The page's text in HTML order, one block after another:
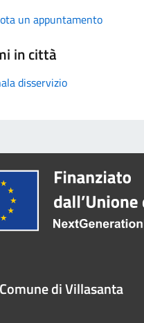
un appuntamento
in città
disservizio
Comune di Villasanta